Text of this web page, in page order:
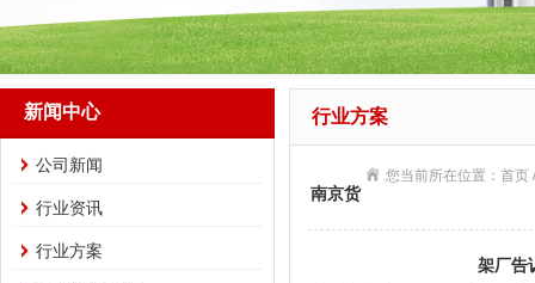
新闻中心
公司新闻
行业资讯
行业方案
行业方案
您当前所在位置：首页
南京货
架厂告